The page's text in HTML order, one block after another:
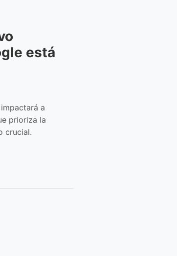
está
a
prioriza la
crucial.